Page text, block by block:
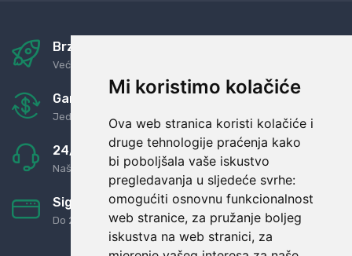
Mi koristimo kolačiće
Ova web stranica koristi kolačiće i
druge tehnologije praćenja kako
bi poboljšala vaše iskustvo
pregledavanja u sljedeće svrhe:
omogućiti osnovnu funkcionalnost
web stranice, za pružanje boljeg
iskustva na web stranici, za
Brza i sigurna dostava
Već za nekoliko dana kod vas
Garancija u povrat novaca
Jednostavno pravilo: Roba za novac
24/7 odlična podrška
Naši agenti uvijek na raspolaganju
Sigurno obročno plaćanje
Do 24 rata bez kamata